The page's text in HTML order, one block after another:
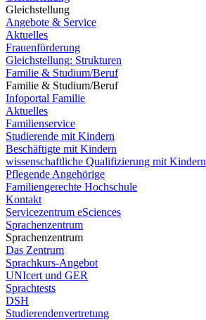
Gleichstellung
Angebote & Service
Aktuelles
Frauenförderung
Gleichstellung: Strukturen
Familie & Studium/Beruf
Familie & Studium/Beruf
Infoportal Familie
Aktuelles
Familienservice
Studierende mit Kindern
Beschäftigte mit Kindern
wissenschaftliche Qualifizierung mit Kindern
Pflegende Angehörige
Familiengerechte Hochschule
Kontakt
Servicezentrum eSciences
Sprachenzentrum
Sprachenzentrum
Das Zentrum
Sprachkurs-Angebot
UNIcert und GER
Sprachtests
DSH
Studierendenvertretung